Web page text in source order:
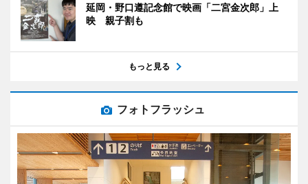
延岡・野口遵記念館で映画「二宮金次郎」上
映 親子割も
もっと見る
フォトフラッシュ